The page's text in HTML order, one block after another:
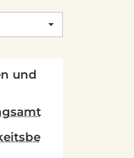
und